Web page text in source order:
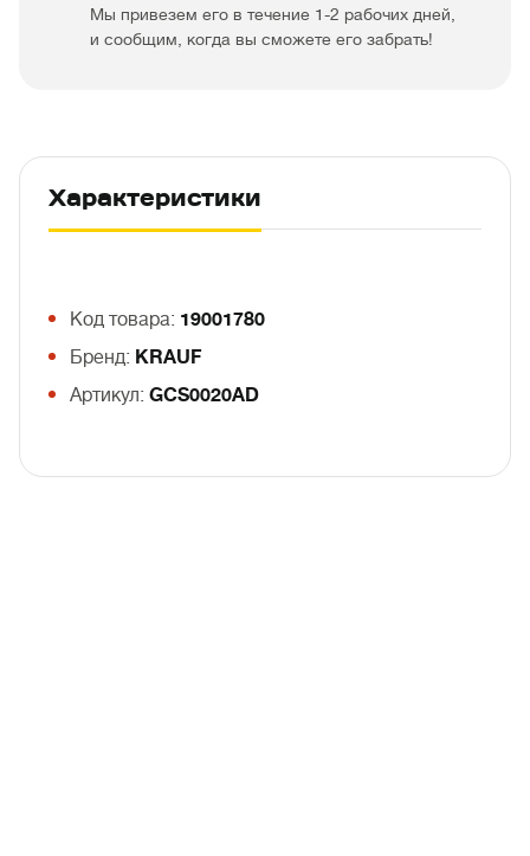
Мы привезем его в течение 1-2 рабочих дней,
и сообщим, когда вы сможете его забрать!
Характеристики
Код товара: 19001780
Бренд: KRAUF
Артикул: GCS0020AD